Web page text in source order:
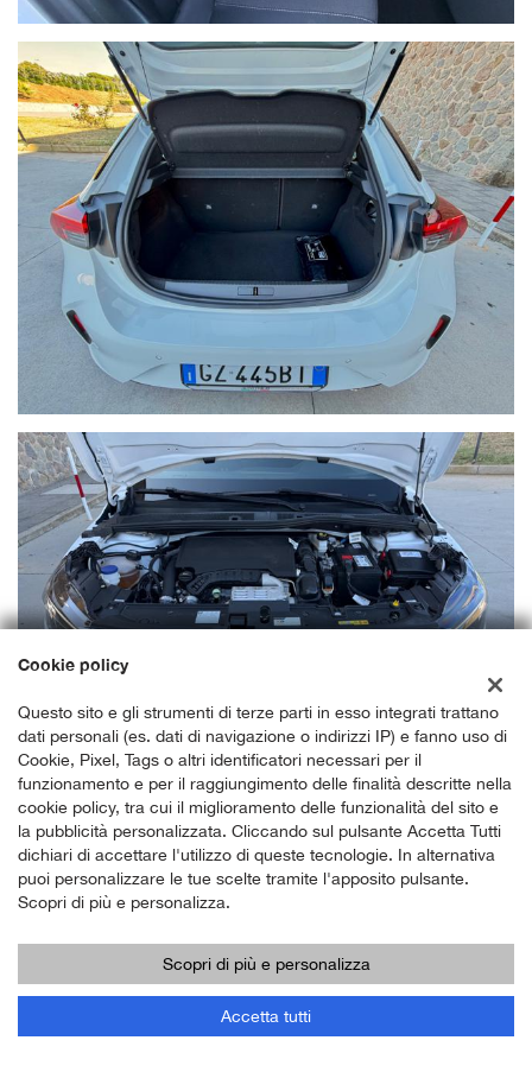
Cookie policy
Questo sito e gli strumenti di terze parti in esso integrati trattano
dati personali (es. dati di navigazione o indirizzi IP) e fanno uso di
Cookie, Pixel, Tags o altri identificatori necessari per il
funzionamento e per il raggiungimento delle finalità descritte nella
cookie policy, tra cui il miglioramento delle funzionalità del sito e
la pubblicità personalizzata. Cliccando sul pulsante Accetta Tutti
dichiari di accettare l'utilizzo di queste tecnologie. In alternativa
puoi personalizzare le tue scelte tramite l'apposito pulsante.
Scopri di più e personalizza.
Scopri di più e personalizza
Accetta tutti